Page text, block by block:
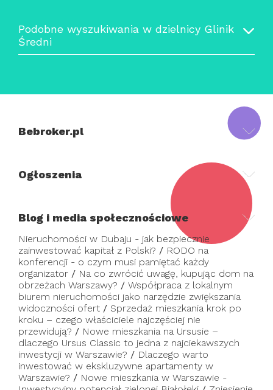
Podobne wyszukiwania w dzielnicy Glinik
Średni
Bebroker.pl
Ogłoszenia
Blog i media społecznościowe
Nieruchomości w Dubaju - jak bezpiecznie
zainwestować kapitał z Polski? / RODO na
konferencji - o czym musi pamiętać każdy
organizator / Na co zwrócić uwagę, kupując dom na
obrzeżach Warszawy? / Współpraca z lokalnym
biurem nieruchomości jako narzędzie zwiększania
widoczności ofert / Sprzedaż mieszkania krok po
kroku – czego właściciele najczęściej nie
przewidują? / Nowe mieszkania na Ursusie –
dlaczego Ursus Classic to jedna z najciekawszych
inwestycji w Warszawie? / Dlaczego warto
inwestować w ekskluzywne apartamenty w
Warszawie? / Nowe mieszkania w Warszawie -